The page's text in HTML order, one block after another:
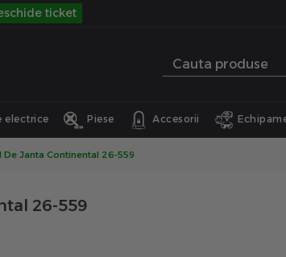
ticket
electrice Piese Accesorii
De Janta Continental 26-559
26-559